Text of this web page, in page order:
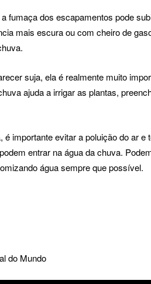
fumaça dos escapamentos pode
mais escura ou com cheiro de
suja, ela é realmente muito
ajuda a irrigar as plantas,
importante evitar a poluição do ar
entrar na água da chuva.
água sempre que possível.
do Mundo